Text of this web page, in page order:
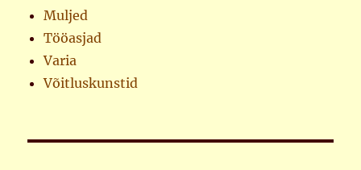
Muljed
Tööasjad
Varia
Võitluskunstid